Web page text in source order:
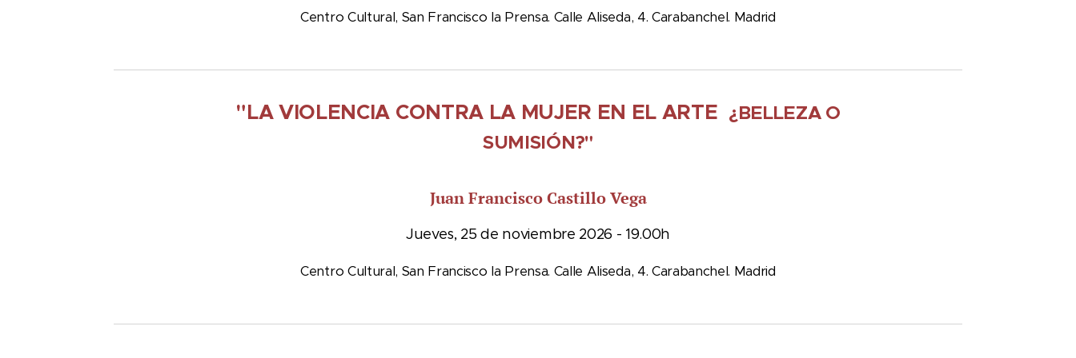
Centro Cultural, San Francisco la Prensa. Calle Aliseda, 4. Carabanchel. Madrid
"LA VIOLENCIA CONTRA LA MUJER EN EL ARTE ¿BELLEZA O
SUMISIÓN?"
Juan Francisco Castillo Vega
Jueves, 25 de noviembre 2026 - 19.00h
Centro Cultural, San Francisco la Prensa. Calle Aliseda, 4. Carabanchel. Madrid